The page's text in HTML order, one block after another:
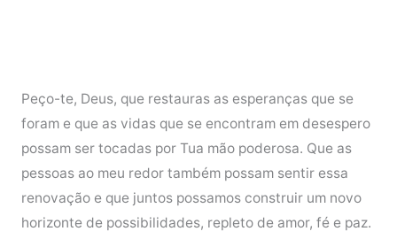
Peço-te, Deus, que restauras as esperanças que se
foram e que as vidas que se encontram em desespero
possam ser tocadas por Tua mão poderosa. Que as
pessoas ao meu redor também possam sentir essa
renovação e que juntos possamos construir um novo
horizonte de possibilidades, repleto de amor, fé e paz.